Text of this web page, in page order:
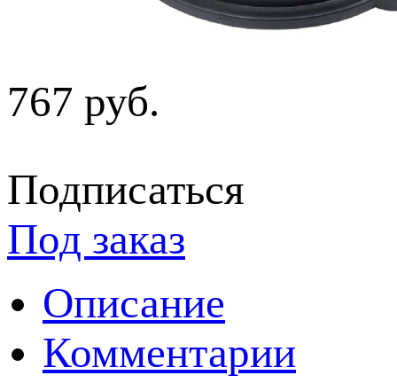
767 руб.
Подписаться
Под заказ
Описание
Комментарии